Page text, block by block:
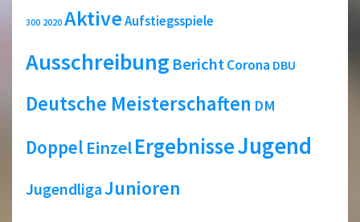
300 2020 AktiveAufstiegsspiele
Ausschreibung BerichtCorona DBU
Deutsche Meisterschaften DM
Doppel EinzelErgebnisseJugend
JugendligaJunioren